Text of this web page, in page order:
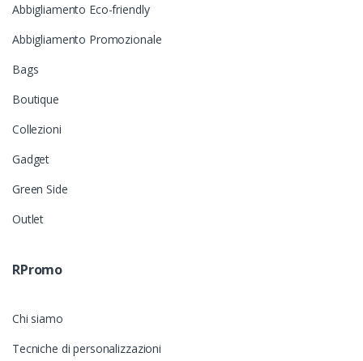
Abbigliamento Eco-friendly
Abbigliamento Promozionale
Bags
Boutique
Collezioni
Gadget
Green Side
Outlet
RPromo
Chi siamo
Tecniche di personalizzazioni